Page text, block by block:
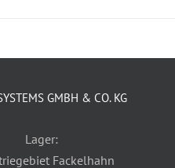
GMBH & CO. KG
Lager:
Fackelhahn